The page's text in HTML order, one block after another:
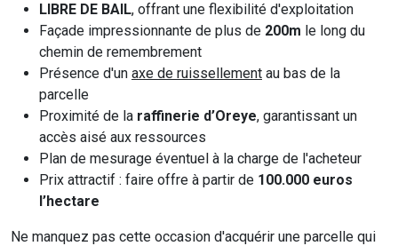
LIBRE DE BAIL, offrant une flexibilité d'exploitation
Façade impressionnante de plus de 200m le long du
chemin de remembrement
Présence d'un axe de ruissellement au bas de la
parcelle
Proximité de la raffinerie d’Oreye, garantissant un
accès aisé aux ressources
Plan de mesurage éventuel à la charge de l'acheteur
Prix attractif : faire offre à partir de 100.000 euros
l’hectare
Ne manquez pas cette occasion d'acquérir une parcelle qui